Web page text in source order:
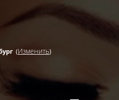
(Изменить)